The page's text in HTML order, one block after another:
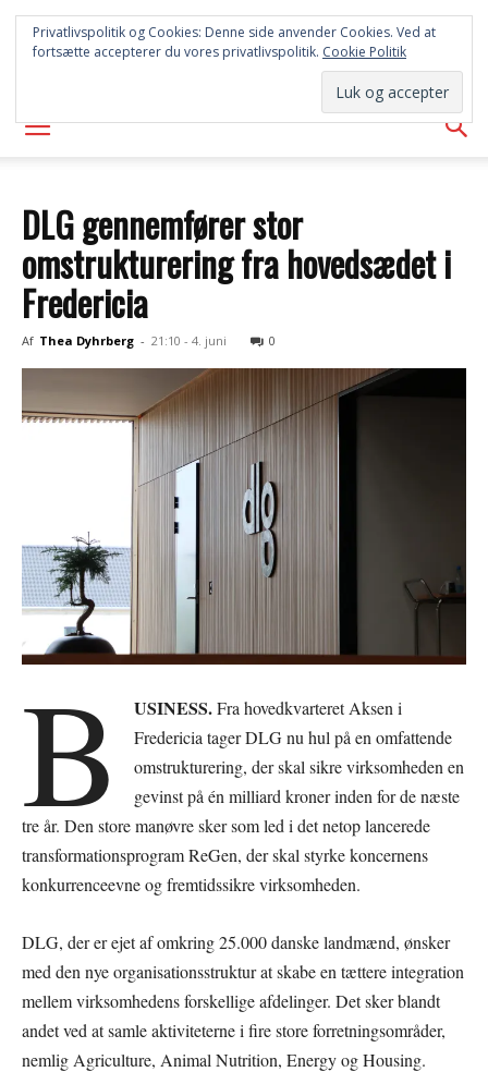
SYD
AVISEN
DLG gennemfører stor
omstrukturering fra hovedsædet i
Fredericia
Af Thea Dyhrberg - 21:10 - 4. juni 0
B USINESS.Fra hovedkvarteret Aksen i
Fredericia tager DLG nu hul på en omfattende
omstrukturering, der skal sikre virksomheden en
gevinst på én milliard kroner inden for de næste
tre år. Den store manøvre sker som led i det netop lancerede
transformationsprogram ReGen, der skal styrke koncernens
konkurrenceevne og fremtidssikre virksomheden.
DLG, der er ejet af omkring 25.000 danske landmænd, ønsker
med den nye organisationsstruktur at skabe en tættere integration
mellem virksomhedens forskellige afdelinger. Det sker blandt
andet ved at samle aktiviteterne i fire store forretningsområder,
nemlig Agriculture, Animal Nutrition, Energy og Housing.
Privatlivspolitik og Cookies: Denne side anvender Cookies. Ved at
fortsætte accepterer du vores privatlivspolitik. Cookie Politik